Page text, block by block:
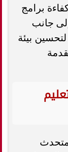
برامج
جانب
بيئة